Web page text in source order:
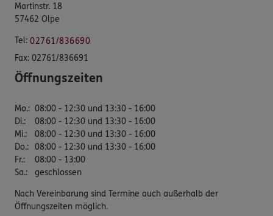
Martinstr. 18
57462 Olpe
Tel: 02761/836690
Fax: 02761/836691
Öffnungszeiten
Mo.: 08:00 - 12:30 und 13:30 - 16:00
Di.:
08:00 - 12:30 und 13:30 - 16:00
Mi.:
08:00 - 12:30 und 13:30 - 16:00
Do.: 08:00 - 12:30 und 13:30 - 16:00
Fr.:
08:00 - 13:00
Sa.: geschlossen
Nach Vereinbarung sind Termine auch außerhalb der
Öffnungszeiten möglich.